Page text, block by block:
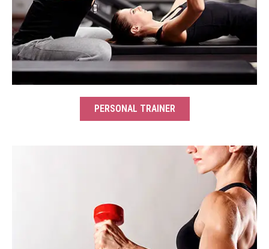
PERSONAL TRAINER